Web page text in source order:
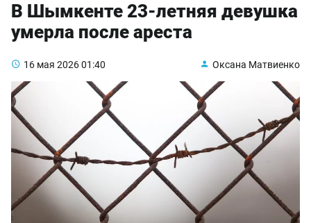
В Шымкенте 23-летняя девушка
умерла после ареста
16 мая 202601:40 Оксана Матвиенко